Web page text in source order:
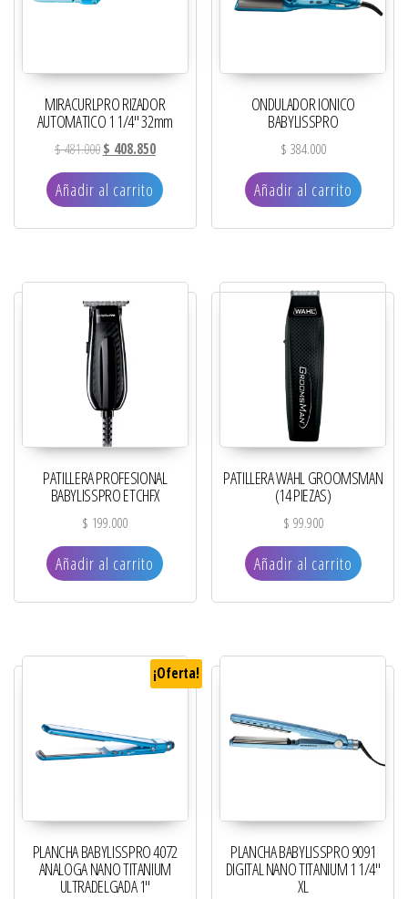
MIRACURLPRO RIZADOR
AUTOMATICO 1 1/4″ 32mm
$481.000El precio original era: $ 481.000.
$ 408.850El precio actual es: $ 408.850.
Añadir al carrito
ONDULADOR IONICO
BABYLISSPRO
$ 384.000
Añadir al carrito
PATILLERA PROFESIONAL
BABYLISSPRO ETCHFX
$ 199.000
Añadir al carrito
PATILLERA WAHL GROOMSMAN
(14 PIEZAS)
$ 99.900
Añadir al carrito
¡Oferta!
PLANCHA BABYLISSPRO 4072
ANALOGA NANO TITANIUM
ULTRADELGADA 1″
PLANCHA BABYLISSPRO 9091
DIGITAL NANO TITANIUM 1 1/4″
XL